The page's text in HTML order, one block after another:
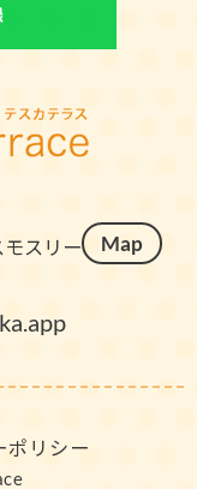
スリー
Map
ポリシー